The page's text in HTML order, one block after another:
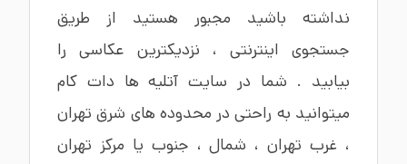
نداشته باشید مجبور هستید از طریق
جستجوی اینترنتی ، نزدیکترین عکاسی را
بیابید . شما در سایت آتلیه ها دات کام
میتوانید به راحتی در محدوده های شرق تهران
، غرب تهران، شمال، جنوب یا مرکز تهران